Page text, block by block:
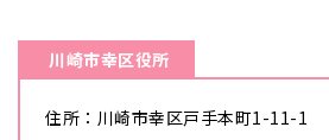
川崎市幸区役所
住所：川崎市幸区戸手本町1-11-1